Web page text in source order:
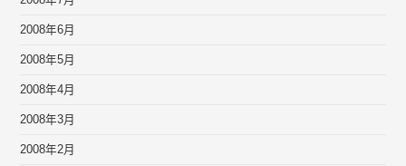
2008年6月
2008年5月
2008年4月
2008年3月
2008年2月